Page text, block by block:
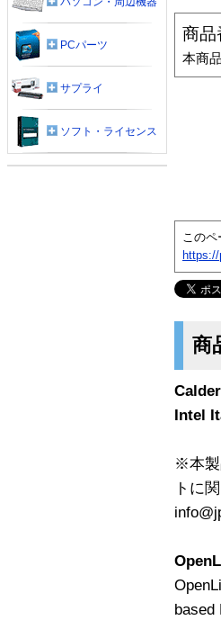
商品
本商
このペ
商
Intel
※本製
トに
based
PCパーツ
サプライ
ソフト・ライセンス